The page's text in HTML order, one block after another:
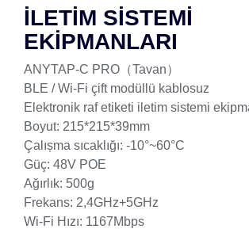
İLETİM SİSTEMİ
EKİPMANLARI
ANYTAP-C PRO（Tavan）
BLE / Wi-Fi çift modüllü kablosuz
Elektronik raf etiketi iletim sistemi
Boyut: 215*215*39mm
Çalıșma sıcaklığı: -10°~60°C
Güç: 48V POE
Ağırlık: 500g
Frekans: 2,4GHz+5GHz
Wi-Fi Hızı: 1167Mbps